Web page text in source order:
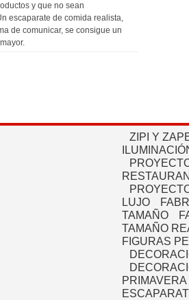
y que no sean
escaparate de comida realista,
de comunicar, se consigue un
ZIPI Y
LUJO
TAMAÑO
TAMAÑO
FIGURAS
PRIMAVERA